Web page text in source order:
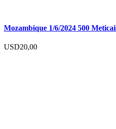
Mozambique 1/6/2024 500
USD20,00